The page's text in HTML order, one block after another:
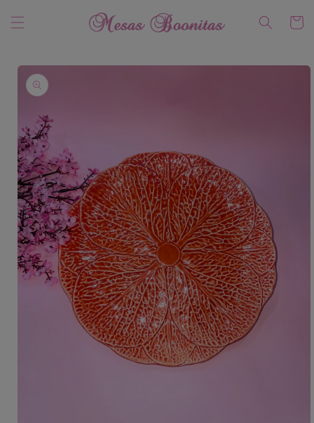
directamente
al contenido
Carrito
directamente
a la
información